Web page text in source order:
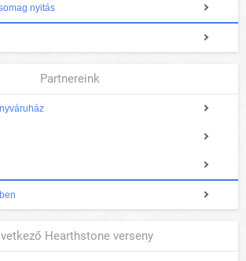
nyitás
Partnereink
Hearthstone verseny